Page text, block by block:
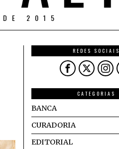
2015
REDES SOCIAIS
CATEGORIAS
BANCA
CURADORIA
EDITORIAL